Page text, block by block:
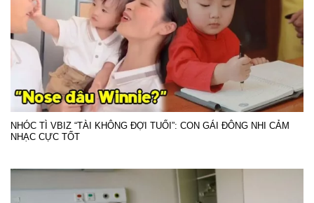
NHÓC TÌ VBIZ “TÀI KHÔNG ĐỢI TUỔI”: CON GÁI ĐÔNG NHI CẢM
NHẠC CỰC TỐT